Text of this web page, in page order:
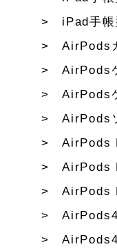
iPad手
AirPods
AirPods
AirPods
AirPods
AirPods
AirPods
AirPods